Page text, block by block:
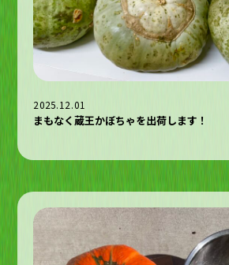
2025.12.01
まもなく蔵王かぼちゃを出荷します！